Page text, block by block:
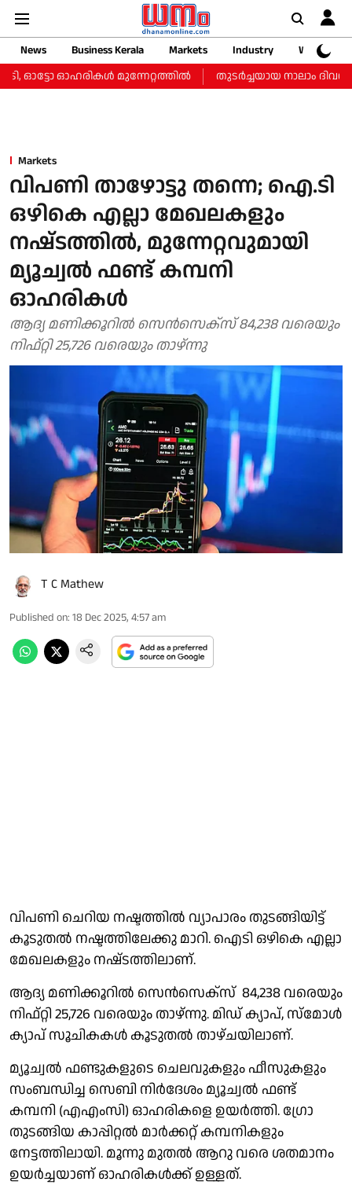
News Business Kerala Markets Industry
Web
ഓട്ടോ ഓഹരികള്‍ മുന്നേറ്റത്തില്‍
തുടർച്ചയായ നാലാം
Markets
വിപണി താഴോട്ടു തന്നെ; ഐ.ടി
ഒഴികെ എല്ലാ മേഖലകളും
നഷ്‌ടത്തില്‍, മുന്നേറ്റവുമായി
മ്യൂച്വൽ ഫണ്ട് കമ്പനി
ഓഹരികള്‍
ആദ്യ മണിക്കൂറിൽ സെൻസെക്സ് 84,238 വരെയും
നിഫ്റ്റി 25,726 വരെയും താഴ്‌ന്നു
T C Mathew
Published on: 18 Dec 2025, 4:57 am
വിപണി ചെറിയ നഷ്ടത്തിൽ വ്യാപാരം തുടങ്ങിയിട്ട്
കൂടുതൽ നഷ്ടത്തിലേക്കു മാറി. ഐടി ഒഴികെ എല്ലാ
മേഖലകളും നഷ്‌ടത്തിലാണ്.
ആദ്യ മണിക്കൂറിൽ സെൻസെക്സ് 84,238 വരെയും
നിഫ്റ്റി 25,726 വരെയും താഴ്‌ന്നു. മിഡ് ക്യാപ്, സ്മോൾ
ക്യാപ് സൂചികകൾ കൂടുതൽ താഴ്ചയിലാണ്.
മ്യൂച്വൽ ഫണ്ടുകളുടെ ചെലവുകളും ഫീസുകളും
സംബന്ധിച്ച സെബി നിർദേശം മ്യൂച്വൽ ഫണ്ട്
കമ്പനി (എഎംസി) ഓഹരികളെ ഉയർത്തി. ഗ്രോ
തുടങ്ങിയ കാപ്പിറ്റൽ മാർക്കറ്റ് കമ്പനികളും
നേട്ടത്തിലായി. മൂന്നു മുതൽ ആറു വരെ ശതമാനം
ഉയർച്ചയാണ് ഓഹരികൾക്ക് ഉള്ളത്.